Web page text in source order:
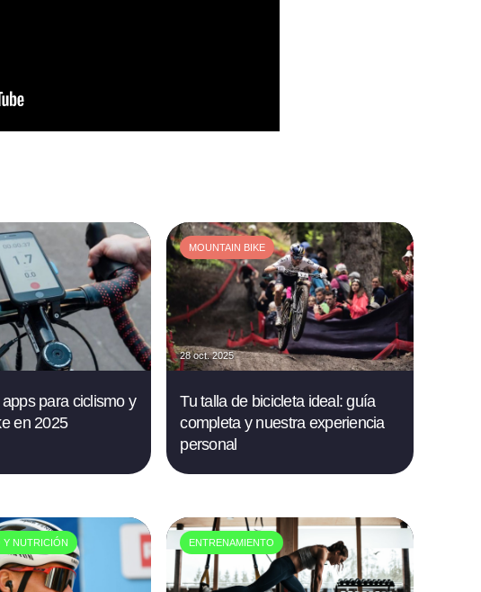
para ciclismo y
en 2025
MOUNTAIN BIKE
28 oct. 2025
Tu talla de bicicleta ideal: guía
completa y nuestra experiencia
personal
Y NUTRICIÓN ENTRENAMIENTO